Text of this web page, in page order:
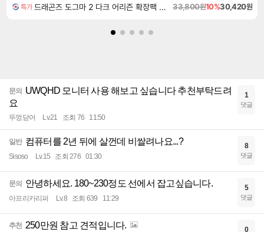
특가 드래곤즈 도그마 2 다크 어리즌 확장팩 예약구매 Dragon's Dogma 2 Dark Arisen Expansion DLC 33,800원10%30,420원
문의
UWQHD 모니터 사용 해보고 싶습니다 추천부탁드려
요
뚜껑닫어 Lv.21 조회 76 11:50
1
댓글
일반 컴퓨터를 2년 뒤에 살껀데 비쌀려나요...?
Sisoso Lv.15 조회 276 01:30
8
댓글
문의 안녕하세요. 180~230정도 선에서 잡고싶습니다.
아프리카리퍼 Lv.8 조회 639 11:29
5
댓글
추천 250만원 참고 견적입니다. 0